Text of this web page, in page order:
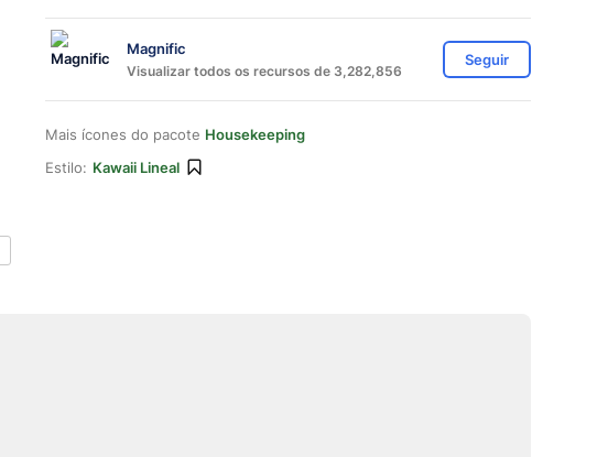
Magnific
Visualizar todos os recursos de 3,282,856
Seguir
Mais ícones do pacote Housekeeping
Estilo: Kawaii Lineal